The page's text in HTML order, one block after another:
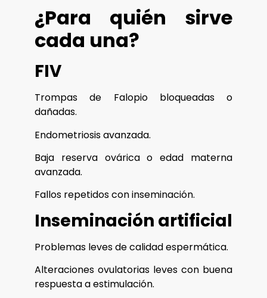
¿Para quién sirve
cada una?
FIV
Trompas de Falopio bloqueadas o
dañadas.
Endometriosis avanzada.
Baja reserva ovárica o edad materna
avanzada.
Fallos repetidos con inseminación.
Inseminación artificial
Problemas leves de calidad espermática.
Alteraciones ovulatorias leves con buena
respuesta a estimulación.